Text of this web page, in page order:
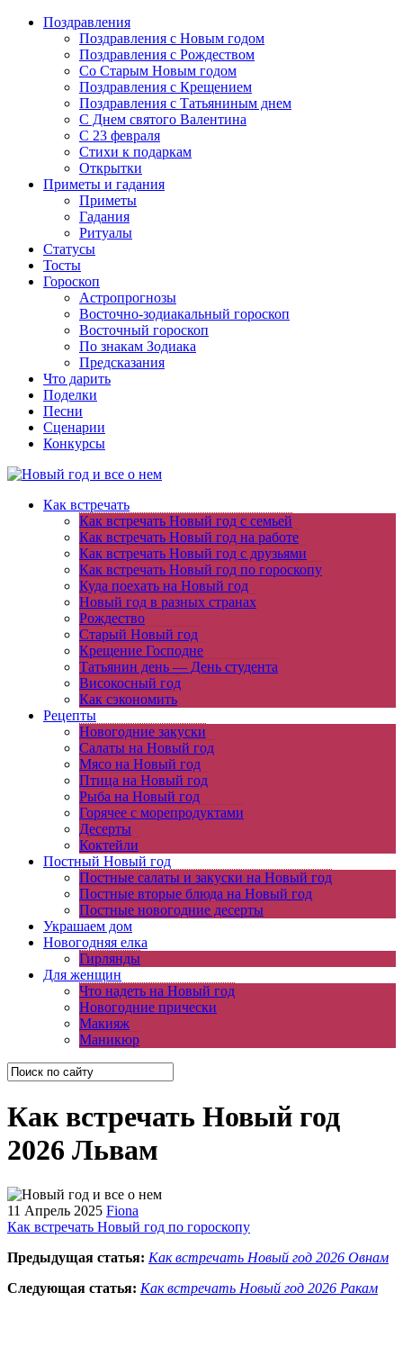
Поздравления
Поздравления с Новым годом
Поздравления с Рождеством
Со Старым Новым годом
Поздравления с Крещением
Поздравления с Татьяниным днем
С Днем святого Валентина
C 23 февраля
Стихи к подаркам
Открытки
Приметы и гадания
Приметы
Гадания
Ритуалы
Статусы
Тосты
Гороскоп
Астропрогнозы
Восточно-зодиакальный гороскоп
Восточный гороскоп
По знакам Зодиака
Предсказания
Что дарить
Поделки
Песни
Сценарии
Конкурсы
Как встречать
Как встречать Новый год с семьей
Как встречать Новый год на работе
Как встречать Новый год с друзьями
Как встречать Новый год по гороскопу
Куда поехать на Новый год
Новый год в разных странах
Рождество
Старый Новый год
Крещение Господне
Татьянин день — День студента
Високосный год
Как сэкономить
Рецепты
Новогодние закуски
Салаты на Новый год
Мясо на Новый год
Птица на Новый год
Рыба на Новый год
Горячее с морепродуктами
Десерты
Коктейли
Постный Новый год
Постные салаты и закуски на Новый год
Постные вторые блюда на Новый год
Постные новогодние десерты
Украшаем дом
Новогодняя елка
Гирлянды
Для женщин
Что надеть на Новый год
Новогодние прически
Макияж
Маникюр
Как встречать Новый год
2026 Львам
11 Апрель 2025 Fiona
Как встречать Новый год по гороскопу
Предыдущая статья: Как встречать Новый год 2026 Овнам
Следующая статья: Как встречать Новый год 2026 Ракам